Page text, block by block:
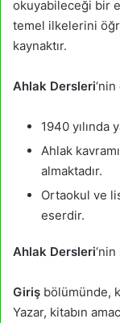
okuyabileceği bir
temel ilkelerini
kaynaktır.
Ahlak Dersleri
1940 yılında
Ahlak
almaktadır.
Ortaokul ve
eserdir.
Ahlak Dersleri
Giriş bölümünde,
Yazar, kitabın